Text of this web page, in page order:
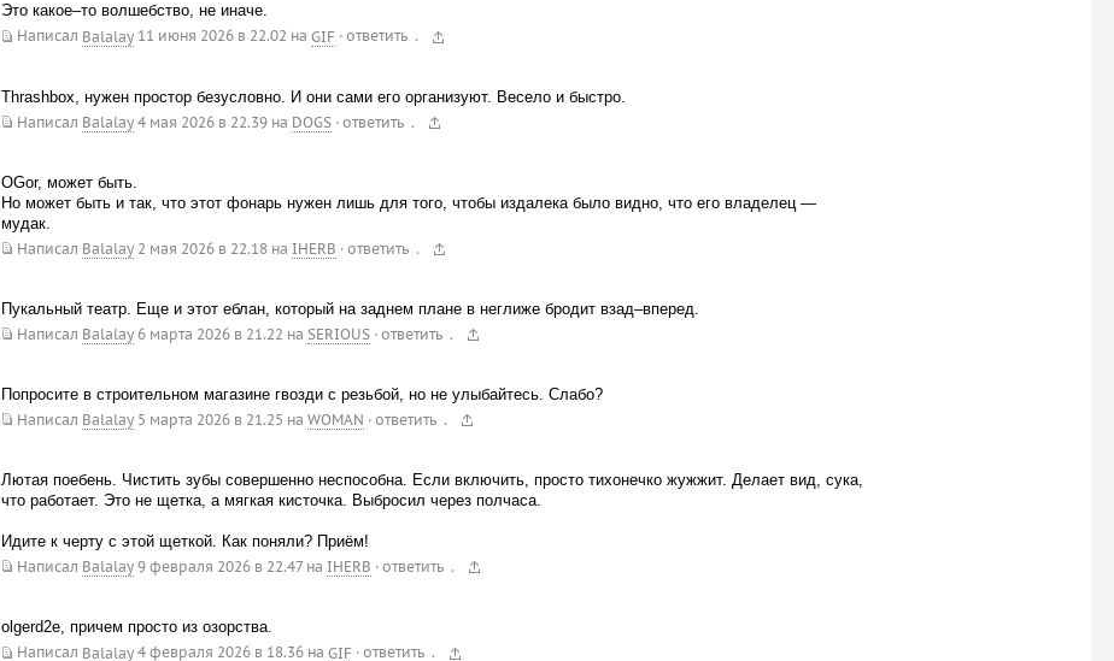
Это какое–то волшебство, не иначе.
Написал Balalay 11 июня 2026 в 22.02 на GIF · ответить .
Thrashbox, нужен простор безусловно. И они сами его организуют. Весело и быстро.
Написал Balalay 4 мая 2026 в 22.39на DOGS · ответить .
OGor, может быть.
Но может быть и так, что этот фонарь нужен лишь для того, чтобы издалека было видно, что его владелец —
мудак.
Написал Balalay 2 мая 2026 в 22.18на IHERB · ответить .
Пукальный театр. Еще и этот еблан, который на заднем плане в неглиже бродит взад–вперед.
Написал Balalay 6 марта 2026 в 21.22 на SERIOUS · ответить .
Попросите в строительном магазине гвозди с резьбой, но не улыбайтесь. Слабо?
Написал Balalay 5 марта 2026 в 21.25 на WOMAN · ответить .
Лютая поебень. Чистить зубы совершенно неспособна. Если включить, просто тихонечко жужжит. Делает вид, сука,
что работает. Это не щетка, а мягкая кисточка. Выбросил через полчаса.
Идите к черту с этой щеткой. Как поняли? Приём!
Написал Balalay 9 февраля 2026 в 22.47на IHERB · ответить .
olgerd2e, причем просто из озорства.
Написал Balalay 4 февраля 2026 в 18.36на GIF · ответить .